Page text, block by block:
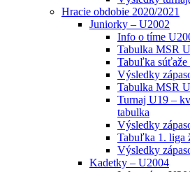
Hracie obdobie 2020/2021
Juniorky – U2002
Info o tíme
Tabulka MSR
Tabuľka súťaže
Výsledky
Tabulka MSR
Turnaj U19 –
tabulka
Výsledky
Tabuľka 1. liga
Výsledky
Kadetky – U2004